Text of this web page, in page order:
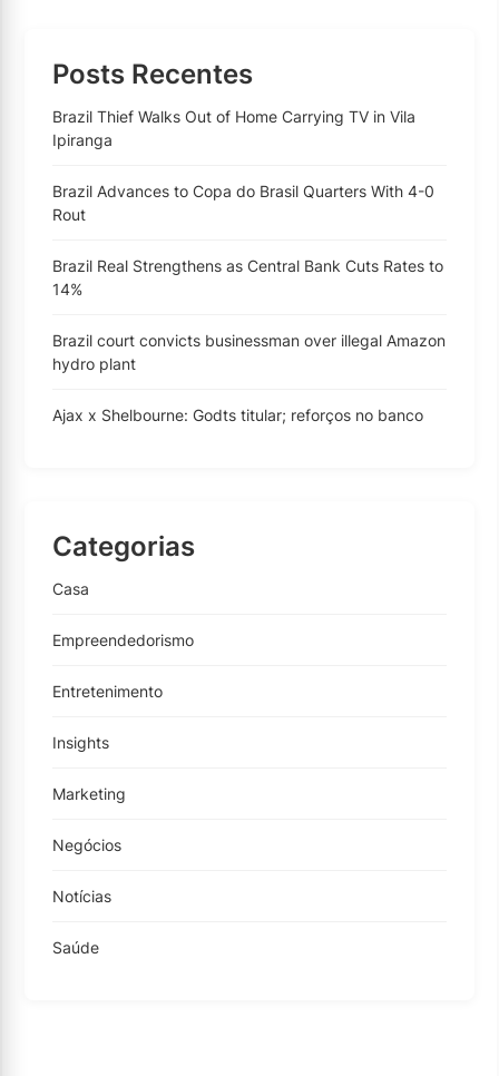
Posts Recentes
Brazil Thief Walks Out of Home Carrying TV in Vila
Ipiranga
Brazil Advances to Copa do Brasil Quarters With 4-0
Rout
Brazil Real Strengthens as Central Bank Cuts Rates to
14%
Brazil court convicts businessman over illegal Amazon
hydro plant
Ajax x Shelbourne: Godts titular; reforços no banco
Categorias
Casa
Empreendedorismo
Entretenimento
Insights
Marketing
Negócios
Notícias
Saúde